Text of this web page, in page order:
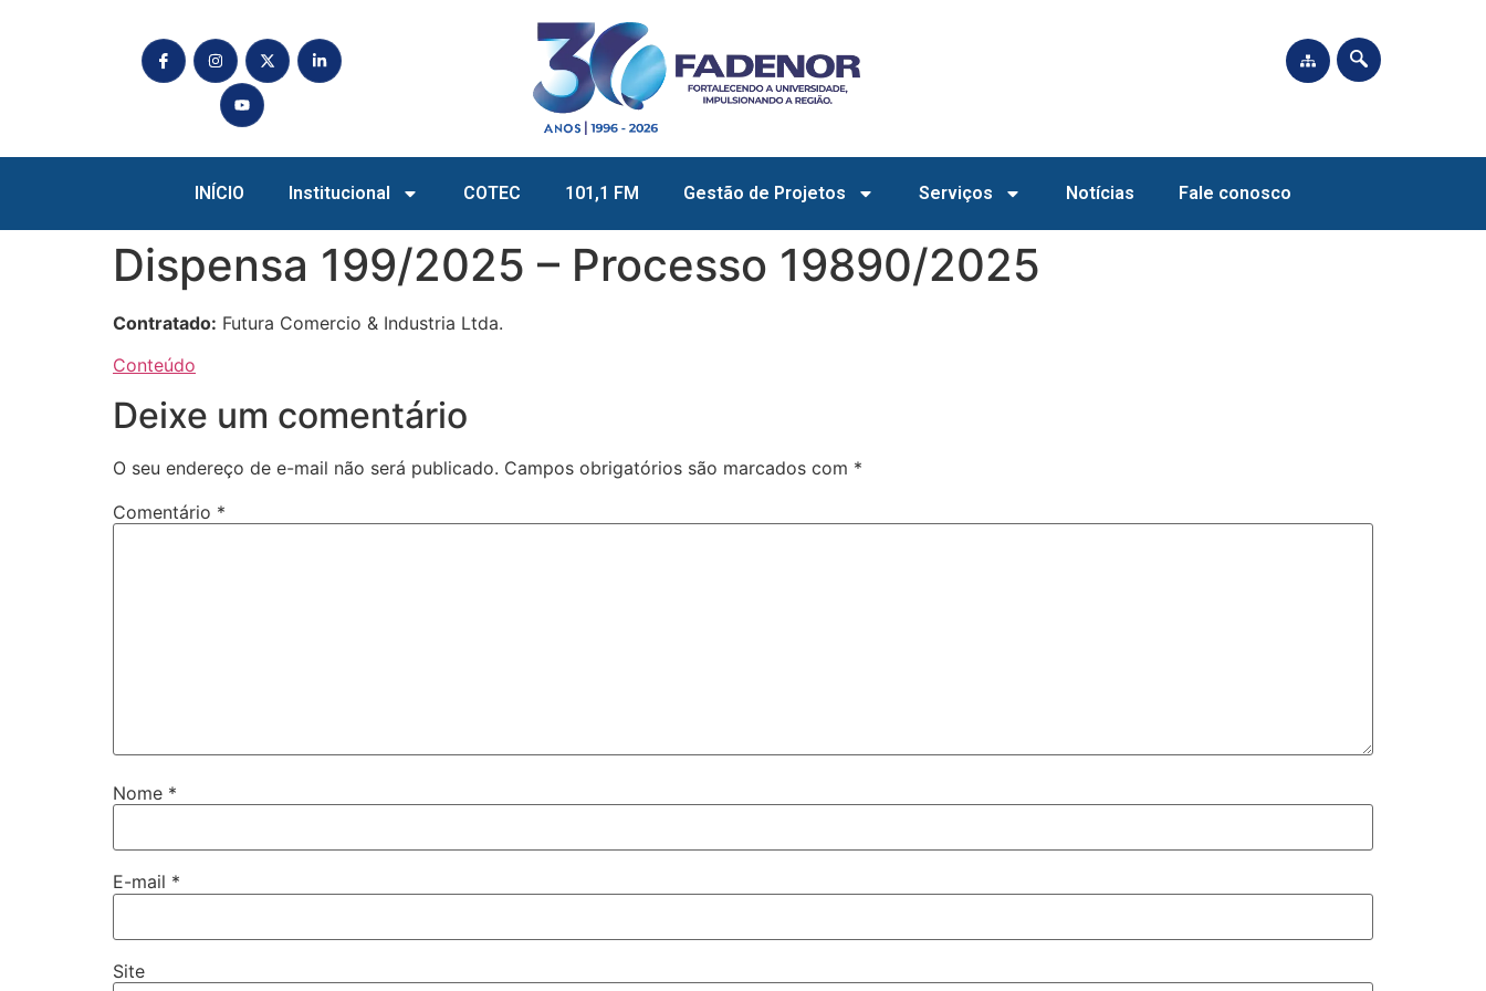
INÍCIO Institucional COTEC 101,1 FM Gestão de Projetos Serviços Notícias Fale conosco
Dispensa 199/2025 – Processo 19890/2025
Contratado: Futura Comercio & Industria Ltda.
Conteúdo
Deixe um comentário
O seu endereço de e-mail não será publicado. Campos obrigatórios são marcados com *
Comentário *
Nome *
E-mail *
Site